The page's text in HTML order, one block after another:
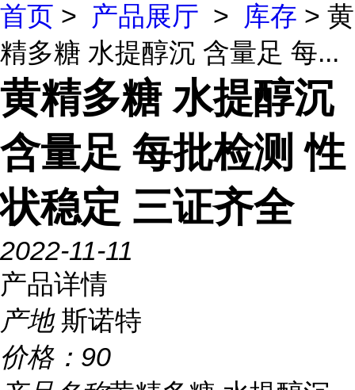
首页 > 产品展厅 > 库存 > 黄
精多糖 水提醇沉 含量足 每...
黄精多糖 水提醇沉
含量足 每批检测 性
状稳定 三证齐全
2022-11-11
产品详情
产地 斯诺特
价格： 90